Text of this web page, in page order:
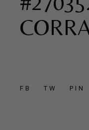
FB TW PIN